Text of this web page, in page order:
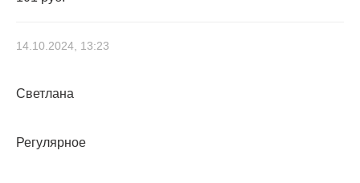
14.10.2024, 13:23
Светлана
Регулярное